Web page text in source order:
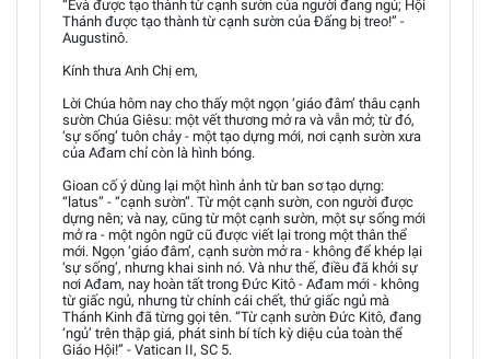
“Evà được tạo thành từ cạnh sườn của người đang ngủ; Hội
Thánh được tạo thành từ cạnh sườn của Đấng bị treo!” -
Augustinô.
Kính thưa Anh Chị em,
Lời Chúa hôm nay cho thấy một ngọn ‘giáo đâm’ thâu cạnh
sườn Chúa Giêsu: một vết thương mở ra và vẫn mở; từ đó,
‘sự sống’ tuôn chảy - một tạo dựng mới, nơi cạnh sườn xưa
của Ađam chỉ còn là hình bóng.
Gioan cố ý dùng lại một hình ảnh từ ban sơ tạo dựng:
“latus” - “cạnh sườn”. Từ một cạnh sườn, con người được
dựng nên; và nay, cũng từ một cạnh sườn, một sự sống mới
mở ra - một ngôn ngữ cũ được viết lại trong một thân thể
mới. Ngọn ‘giáo đâm’, cạnh sườn mở ra - không để khép lại
‘sự sống’, nhưng khai sinh nó. Và như thế, điều đã khởi sự
nơi Ađam, nay hoàn tất trong Đức Kitô - Ađam mới - không
từ giấc ngủ, nhưng từ chính cái chết, thứ giấc ngủ mà
Thánh Kinh đã từng gọi tên. “Từ cạnh sườn Đức Kitô, đang
‘ngủ’ trên thập giá, phát sinh bí tích kỳ diệu của toàn thể
Giáo Hội!” - Vatican II, SC 5.